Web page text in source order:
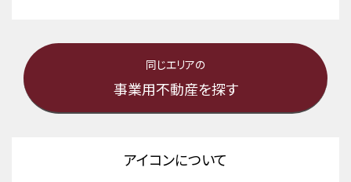
同じエリアの
事業用不動産を探す
アイコンについて